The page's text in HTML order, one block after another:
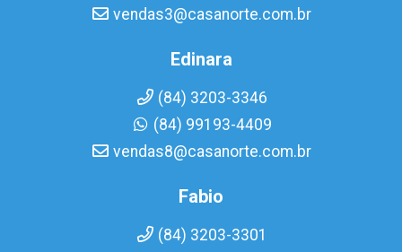
vendas3@casanorte.com.br
Edinara
(84) 3203-3346
(84) 99193-4409
vendas8@casanorte.com.br
Fabio
(84) 3203-3301